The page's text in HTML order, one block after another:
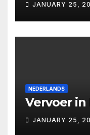
JANUARY 25,
NEDERLANDS
Vervoer in
JANUARY 25,